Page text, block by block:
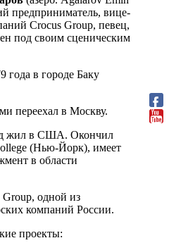
предприниматель, вице-
Crocus Group, певец,
под своим сценическим
года в городе Баку
переехал в Москву.
жил в США. Окончил
(Нью-Йорк), имеет
в области
одной из
компаний России.
проекты: